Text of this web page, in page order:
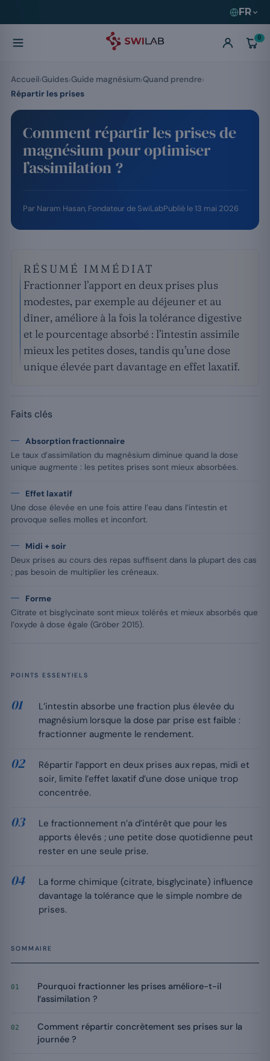
FR
0
Comment répartir les prises de
magnésium pour optimiser
l’assimilation ?
Par Naram Hasan, Fondateur de SwiLabPublié le 13 mai 2026
RÉSUMÉ IMMÉDIAT
Fractionner l’apport en deux prises plus
modestes, par exemple au déjeuner et au
dîner, améliore à la fois la tolérance digestive
et le pourcentage absorbé : l’intestin assimile
mieux les petites doses, tandis qu’une dose
unique élevée part davantage en effet laxatif.
Faits clés
Absorption fractionnaire
Le taux d’assimilation du magnésium diminue quand la dose
unique augmente : les petites prises sont mieux absorbées.
Effet laxatif
Une dose élevée en une fois attire l’eau dans l’intestin et
provoque selles molles et inconfort.
Midi + soir
Deux prises au cours des repas suffisent dans la plupart des cas
; pas besoin de multiplier les créneaux.
Forme
Citrate et bisglycinate sont mieux tolérés et mieux absorbés que
l’oxyde à dose égale (Gröber 2015).
POINTS ESSENTIELS
L’intestin absorbe une fraction plus élevée du
magnésium lorsque la dose par prise est faible :
fractionner augmente le rendement.
Répartir l’apport en deux prises aux repas, midi et
soir, limite l’effet laxatif d’une dose unique trop
concentrée.
Le fractionnement n’a d’intérêt que pour les
apports élevés ; une petite dose quotidienne peut
rester en une seule prise.
La forme chimique (citrate, bisglycinate) influence
davantage la tolérance que le simple nombre de
prises.
SOMMAIRE
01
Pourquoi fractionner les prises améliore-t-il
l’assimilation ?
02
Comment répartir concrètement ses prises sur la
journée ?
Accueil Guides Guide magnésium Quand prendre
Répartir les prises